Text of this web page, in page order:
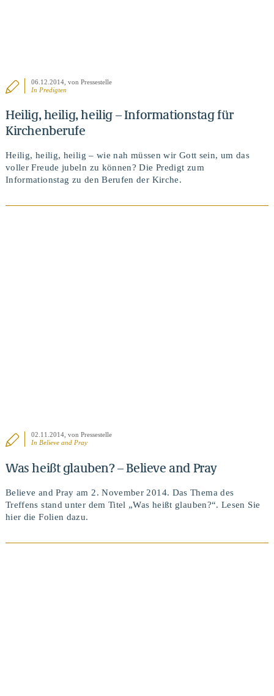
06.12.2014 , von Pressestelle
In Predigten
Heilig, heilig, heilig – Informationstag für
Kirchenberufe
Heilig, heilig, heilig – wie nah müssen wir Gott sein, um das
voller Freude jubeln zu können? Die Predigt zum
Informationstag zu den Berufen der Kirche.
02.11.2014, von Pressestelle
InBelieve and Pray
Was heißt glauben? – Believe and Pray
Believe and Pray am 2. November 2014. Das Thema des
Treffens stand unter dem Titel „Was heißt glauben?“. Lesen Sie
hier die Folien dazu.